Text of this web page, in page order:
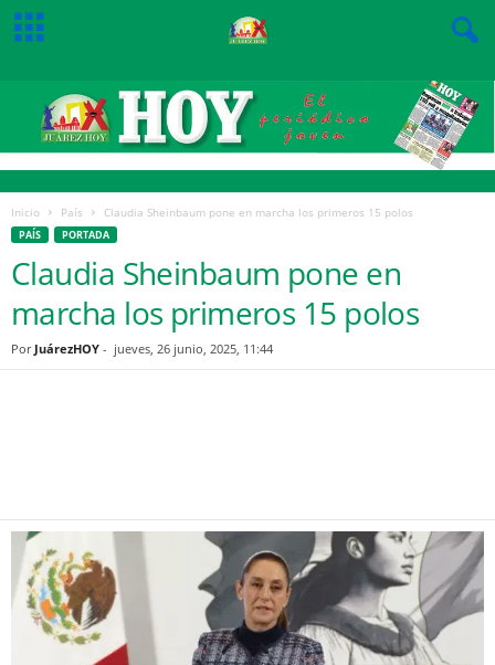
Inicio País Claudia Sheinbaum pone en marcha los primeros 15 polos
PAÍS PORTADA
Claudia Sheinbaum pone en
marcha los primeros 15 polos
Por JuárezHOY - jueves, 26 junio, 2025, 11:44